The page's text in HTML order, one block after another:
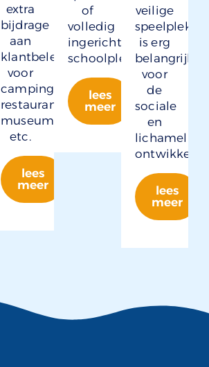
extra
bijdrage
aan
klantbeleving
voor
camping,
restaurant,
museum
etc.
lees
meer
of
volledig
ingerichte
schoolpleinen.
lees
meer
veilige
speelplek
is erg
belangrijk
voor
de
sociale
en
lichamelijke
lees
meer